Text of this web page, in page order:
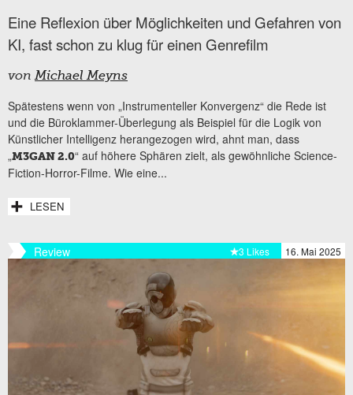
Eine Reflexion über Möglichkeiten und Gefahren von
KI, fast schon zu klug für einen Genrefilm
vonMichael Meyns
Spätestens wenn von „Instrumenteller Konvergenz“ die Rede ist
und die Büroklammer-Überlegung als Beispiel für die Logik von
Künstlicher Intelligenz herangezogen wird, ahnt man, dass
„M3GAN 2.0“ auf höhere Sphären zielt, als gewöhnliche Science-
Fiction-Horror-Filme. Wie eine...
LESEN
Review 16. Mai 2025
3 Likes